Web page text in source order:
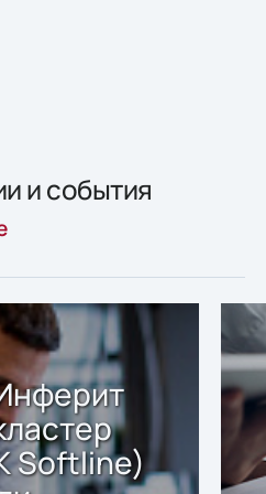
и события
Softline)